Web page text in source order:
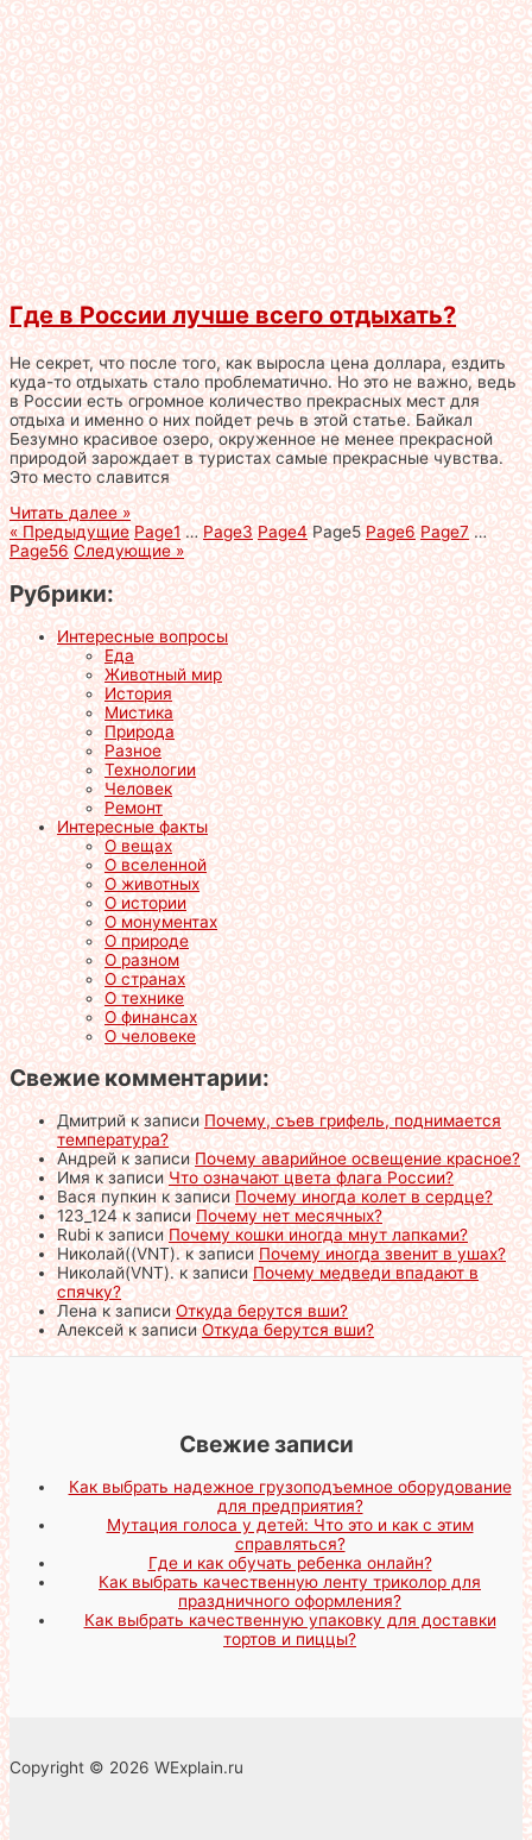
Где в России лучше всего отдыхать?
Не секрет, что после того, как выросла цена доллара, ездить
куда-то отдыхать стало проблематично. Но это не важно, ведь
в России есть огромное количество прекрасных мест для
отдыха и именно о них пойдет речь в этой статье. Байкал
Безумно красивое озеро, окруженное не менее прекрасной
природой зарождает в туристах самые прекрасные чувства.
Это место славится
Читать далее »
« Предыдущие Page1 … Page3 Page4 Page5 Page6 Page7 …
Page56 Следующие »
Рубрики:
Интересные вопросы
Еда
Животный мир
История
Мистика
Природа
Разное
Технологии
Человек
Ремонт
Интересные факты
О вещах
О вселенной
О животных
О истории
О монументах
О природе
О разном
О странах
О технике
О финансах
О человеке
Свежие комментарии:
Дмитрийк записиПочему, съев грифель, поднимается
температура?
Андрейк записиПочему аварийное освещение красное?
Имяк записиЧто означают цвета флага России?
Вася пупкинк записиПочему иногда колет в сердце?
123_124к записиПочему нет месячных?
Rubiк записиПочему кошки иногда мнут лапками?
Николай((VNT).к записиПочему иногда звенит в ушах?
Николай(VNT).к записиПочему медведи впадают в
спячку?
Ленак записиОткуда берутся вши?
Алексейк записиОткуда берутся вши?
Свежие записи
Как выбрать надежное грузоподъемное оборудование
для предприятия?
Мутация голоса у детей: Что это и как с этим
справляться?
Где и как обучать ребенка онлайн?
Как выбрать качественную ленту триколор для
праздничного оформления?
Как выбрать качественную упаковку для доставки
тортов и пиццы?
Copyright © 2026 WExplain.ru